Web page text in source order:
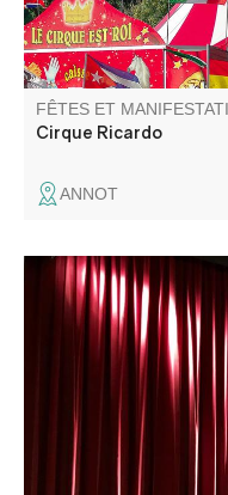
FÊTES ET
Cirque Ricardo
ANNOT
La Compagnie
retard".